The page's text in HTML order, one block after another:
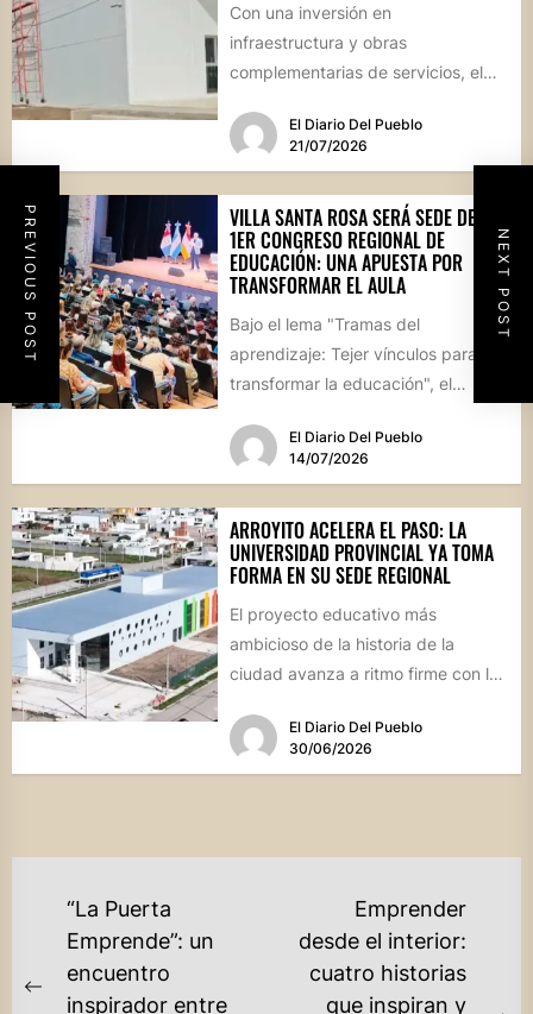
PREVIOUS POST NEXT POST
Con una inversión en
infraestructura y obras
complementarias de servicios, el
etapa de culminación....
El Diario Del Pueblo
21/07/2026
VILLA SANTA ROSA SERÁ SEDE DEL
1ER CONGRESO REGIONAL DE
EDUCACIÓN: UNA APUESTA POR
TRANSFORMAR EL AULA
Bajo el lema "Tramas del
aprendizaje: Tejer vínculos para
transformar la educación", el
El Diario Del Pueblo
14/07/2026
ARROYITO ACELERA EL PASO: LA
UNIVERSIDAD PROVINCIAL YA TOMA
FORMA EN SU SEDE REGIONAL
El proyecto educativo más
ambicioso de la historia de la
ciudad avanza a ritmo firme con la
El Diario Del Pueblo
30/06/2026
NAVEGACIÓN
ENTRADAS
Previous
“La Puerta
Emprende”: un
encuentro
inspirador entre
Emprender
desde el interior:
cuatro historias
que inspiran y